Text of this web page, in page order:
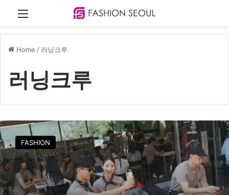
Home / 러닝크루
러닝크루
러
닝
시
장
,
취
향
FASHION